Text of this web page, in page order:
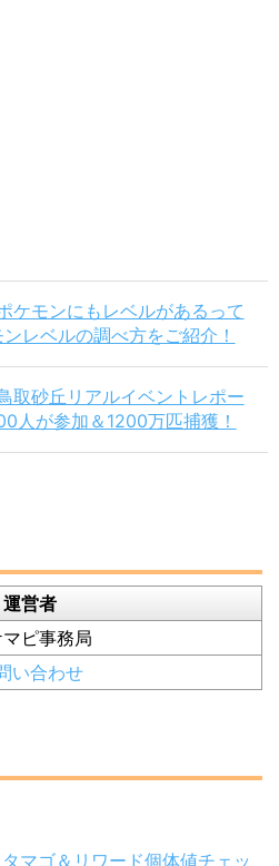
ケモンにもレベルがあるって
レベルの調べ方をご紹介！
取砂丘リアルイベントレポー
人が参加＆1200万匹捕獲！
運営者
ピ事務局
い合わせ
マゴ＆リワード個体値チェッ